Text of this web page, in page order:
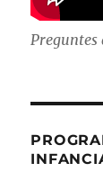
Preguntes